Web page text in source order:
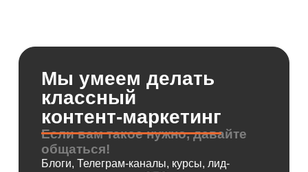
Мы умеем делать
классный
контент-маркетинг
Если вам такое нужно, давайте
общаться!
Блоги, Телеграм-каналы, курсы, лид-